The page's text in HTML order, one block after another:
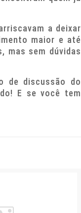
a deixar
maior e até
mas sem dúvidas
de discussão do
E se você tem